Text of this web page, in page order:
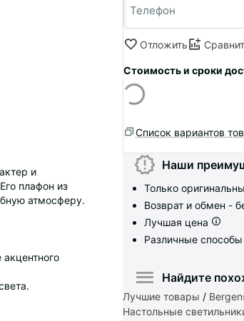
Отложить
Стоимость и сроки
Список вариантов
Наши
Только
Возврат и обмен -
Лучшая цена
Различные
Найдите
Лучшие товары /
Настольные
и
плафон из
атмосферу.